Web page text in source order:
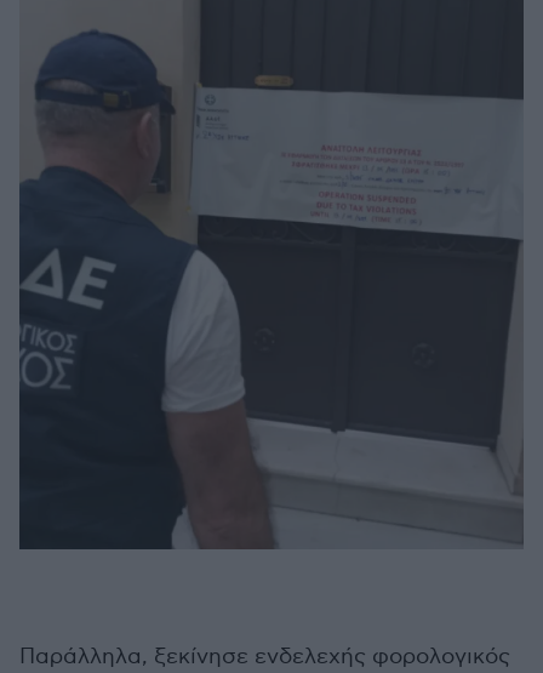
Παράλληλα, ξεκίνησε ενδελεχής φορολογικός